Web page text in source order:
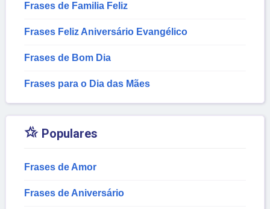
Frases de Familia Feliz
Frases Feliz Aniversário Evangélico
Frases de Bom Dia
Frases para o Dia das Mães
 Populares
Frases de Amor
Frases de Aniversário